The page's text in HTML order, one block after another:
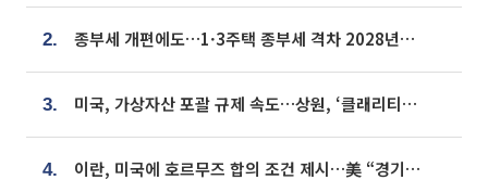
2. 종부세 개편에도…1·3주택 종부세 격차 2028년부터 확대
3. 미국, 가상자산 포괄 규제 속도…상원, ‘클래리티법’ 9월 절차투표 추진
4. 이란, 미국에 호르무즈 합의 조건 제시…美 “경기 아직 안 끝나” [종합]